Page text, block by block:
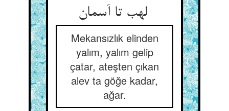
لهب تا آسمان
Mekansızlık elinden
yalım, yalım gelip
çatar, ateşten çıkan
alev ta göğe kadar,
ağar.